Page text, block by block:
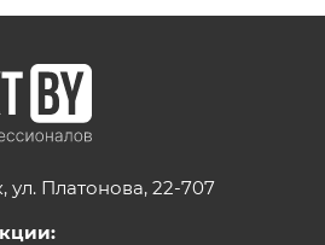
ул. Платонова, 22-707